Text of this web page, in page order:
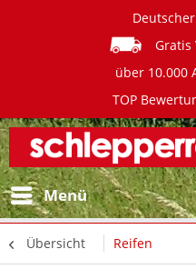
Gratis
über 10.000
TOP
Menü
Übersicht Reifen